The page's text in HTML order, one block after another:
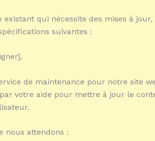
qui nécessite des mises à jour,
suivantes :
de maintenance pour notre site
votre aide pour mettre à jour le
nous attendons :